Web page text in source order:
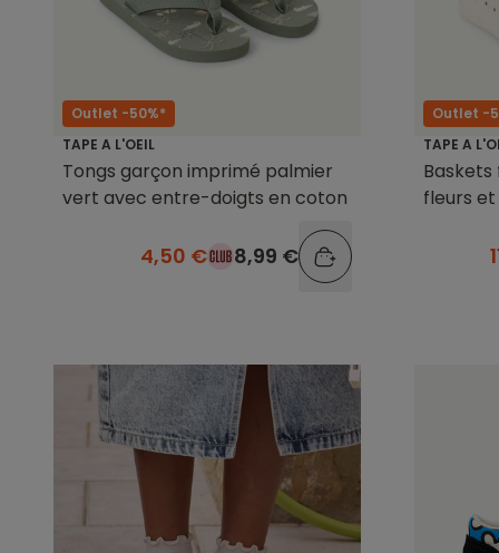
Outlet -50%*
TAPE A L'OEIL
Tongs garçon imprimé palmier
vert avec entre-doigts en coton
4,50 € 8,99 €
Outlet -
TAPE A
fleurs